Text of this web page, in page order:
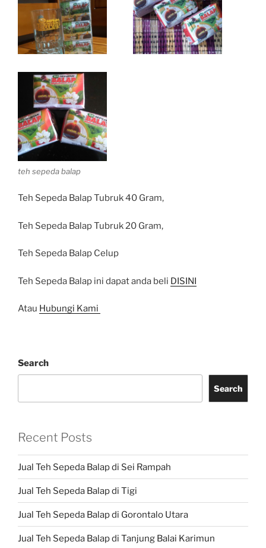
teh sepeda balap
Teh Sepeda Balap Tubruk 40 Gram,
Teh Sepeda Balap Tubruk 20 Gram,
Teh Sepeda Balap Celup
Teh Sepeda Balap ini dapat anda beli DISINI
Atau Hubungi Kami
Search
Search
Recent Posts
Jual Teh Sepeda Balap di Sei Rampah
Jual Teh Sepeda Balap di Tigi
Jual Teh Sepeda Balap di Gorontalo Utara
Jual Teh Sepeda Balap di Tanjung Balai Karimun